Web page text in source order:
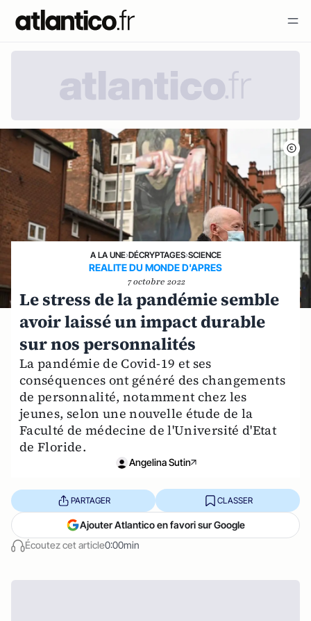
A LA UNE›DÉCRYPTAGES›SCIENCE
REALITE DU MONDE D'APRES
7 octobre 2022
Le stress de la pandémie semble
avoir laissé un impact durable
sur nos personnalités
La pandémie de Covid-19 et ses
conséquences ont généré des changements
de personnalité, notamment chez les
jeunes, selon une nouvelle étude de la
Faculté de médecine de l'Université d'Etat
de Floride.
Angelina Sutin
Écoutez cet article0:00min
PARTAGER CLASSER
Ajouter Atlantico en favori sur Google